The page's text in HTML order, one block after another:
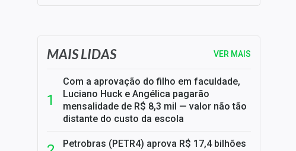
SELIC em 14%: A repercussão da decisão sobre os JUROS
MAIS LIDAS VER MAIS
Com a aprovação do filho em faculdade,
Luciano Huck e Angélica pagarão
mensalidade de R$ 8,3 mil — valor não tão
distante do custo da escola
Petrobras (PETR4) aprova R$ 17,4 bilhões